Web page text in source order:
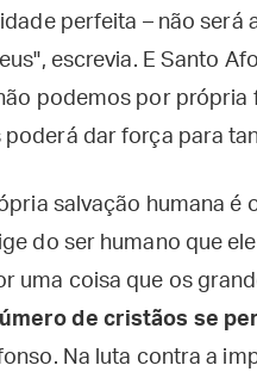
perfeita – não será
escrevia. E Santo
podemos por própria
poderá dar força para
salvação humana é
do ser humano que
uma coisa que os
de cristãos se
Na luta contra a